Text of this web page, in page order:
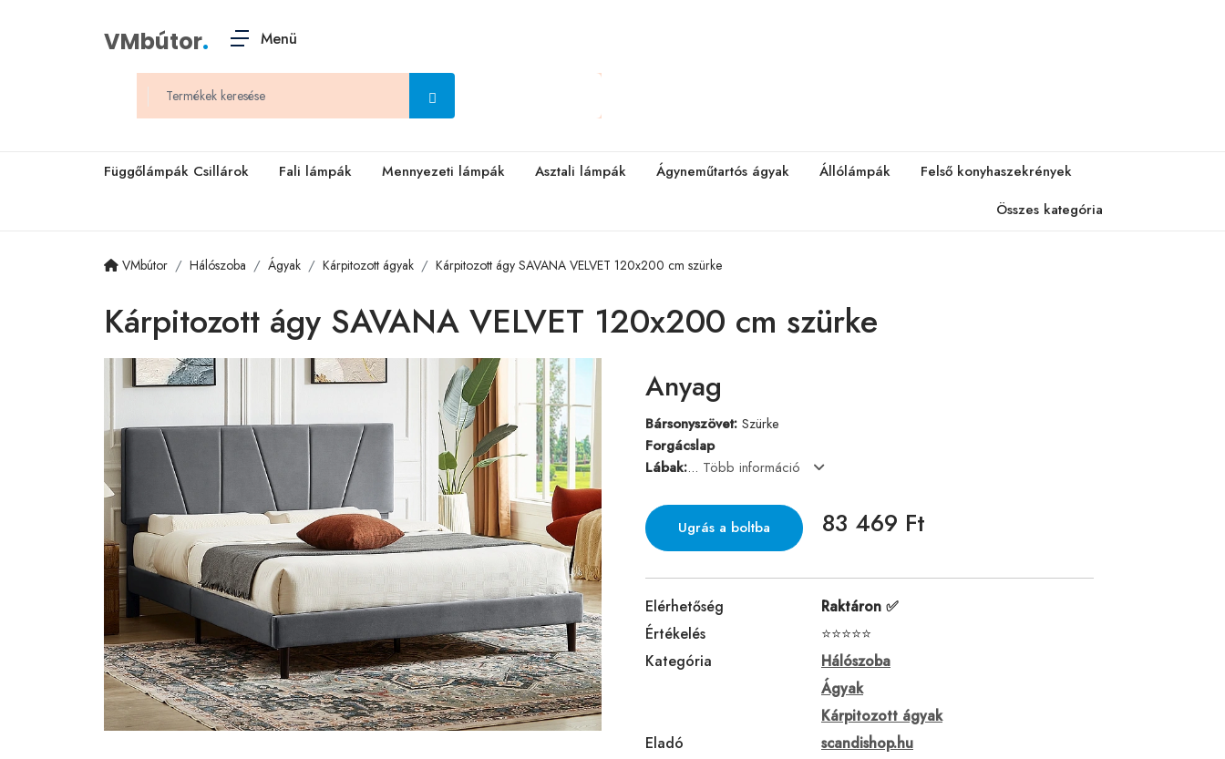
VMbútor. Menü
Függőlámpák Csillárok Fali lámpák Mennyezeti lámpák Asztali lámpák Ágyneműtartós ágyak Állólámpák
Felső konyhaszekrények
Összes kategória
VMbútor Hálószoba Ágyak Kárpitozott ágyak Kárpitozott ágy SAVANA VELVET 120x200 cm szürke
Kárpitozott ágy SAVANA VELVET 120x200 cm szürke
Anyag
Bársonyszövet: Szürke
Forgácslap
Lábak:... Több információ
Ugrás a boltba 83 469 Ft
Elérhetőség
Raktáron ✅
Értékelés
⭐⭐⭐⭐⭐
Kategória
Hálószoba
Ágyak
Kárpitozott ágyak
Eladó
scandishop.hu